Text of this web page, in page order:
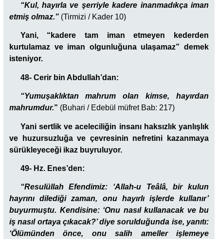
“Kul, hayırla ve şerriyle kadere inanmadıkça iman
etmiş olmaz.” (Tirmizi / Kader 10)
Yani, “kadere tam iman etmeyen kederden
kurtulamaz ve iman olgunluğuna ulaşamaz” demek
isteniyor.
48- Cerir bin Abdullah’dan:
“Yumuşaklıktan mahrum olan kimse, hayırdan
mahrumdur.” (Buhari / Edebül müfret Bab: 217)
Yani sertlik ve aceleciliğin insanı haksızlık yanlışlık
ve huzursuzluğa ve çevresinin nefretini kazanmaya
sürükleyeceği ikaz buyruluyor.
49- Hz. Enes’den:
“Resulüllah Efendimiz: ‘Allah-u Teâlâ, bir kulun
hayrını dilediği zaman, onu hayırlı işlerde kullanır’
buyurmuştu. Kendisine: ‘Onu nasıl kullanacak ve bu
iş nasıl ortaya çıkacak?’ diye sorulduğunda ise, yanıtı:
‘Ölümünden önce, onu salih ameller işlemeye